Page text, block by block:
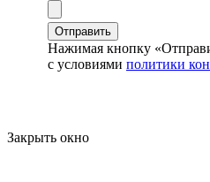
Отправить
Нажимая кнопку
с условиями политики
Закрыть окно